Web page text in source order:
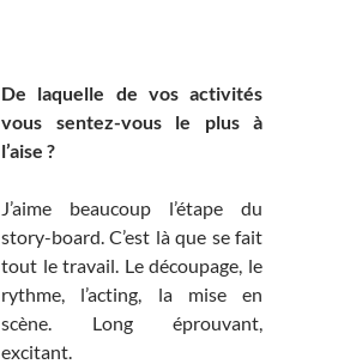
De laquelle de vos activités
vous sentez-vous le plus à
l’aise ?
J’aime beaucoup l’étape du
story-board. C’est là que se fait
tout le travail. Le découpage, le
rythme, l’acting, la mise en
scène. Long éprouvant,
excitant.